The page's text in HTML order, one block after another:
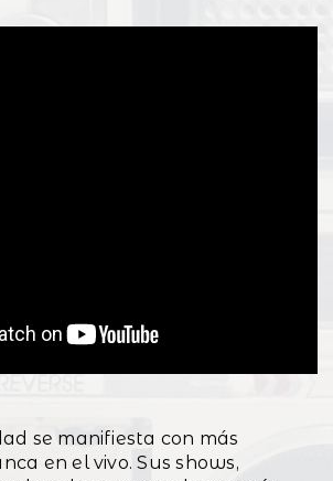
se manifiesta con más
en el vivo. Sus shows,